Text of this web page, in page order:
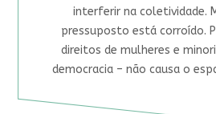
interferir na coletividade.
pressuposto está corroído.
direitos de mulheres e
democracia – não causa o